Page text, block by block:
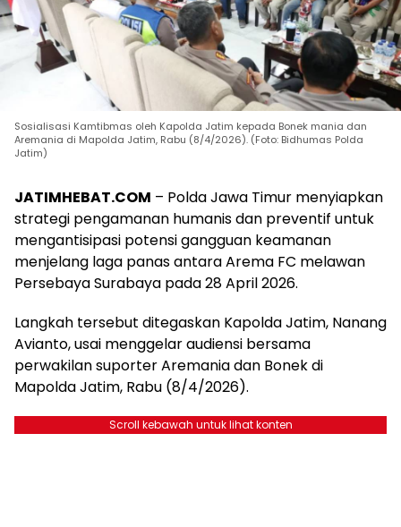
Sosialisasi Kamtibmas oleh Kapolda Jatim kepada Bonek mania dan
Aremania di Mapolda Jatim, Rabu (8/4/2026). (Foto: Bidhumas Polda
Jatim)
JATIMHEBAT.COM – Polda Jawa Timur menyiapkan
strategi pengamanan humanis dan preventif untuk
mengantisipasi potensi gangguan keamanan
menjelang laga panas antara Arema FC melawan
Persebaya Surabaya pada 28 April 2026.
Langkah tersebut ditegaskan Kapolda Jatim, Nanang
Avianto, usai menggelar audiensi bersama
perwakilan suporter Aremania dan Bonek di
Mapolda Jatim, Rabu (8/4/2026).
Scroll kebawah untuk lihat konten